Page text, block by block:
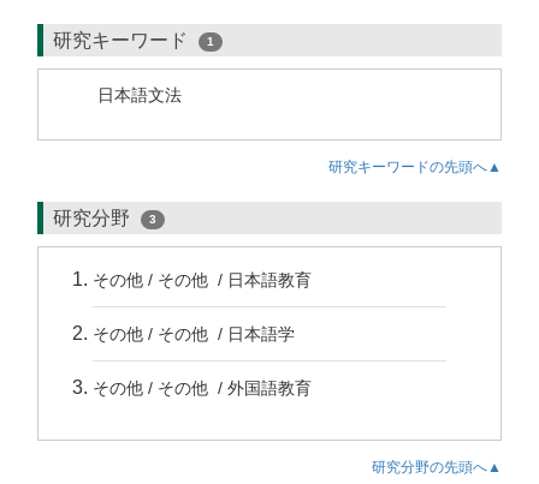
研究キーワード 1
日本語文法
研究キーワードの先頭へ▲
研究分野 3
その他 / その他 / 日本語教育
その他 / その他 / 日本語学
その他 / その他 / 外国語教育
研究分野の先頭へ▲